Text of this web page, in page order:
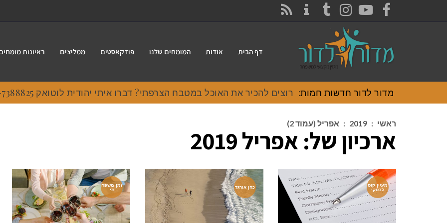
FACEBOOK
YOUTUBE
INSTAGRAM
TUMBLR
דף הבית אודות המומחים שלנו פודקאסטים ממליצים ראיונות
מדור לדור חדשות חמות: רוצים להכיר את האוכל במטבח הצרפתי? דברו איתי יהודית לוטואק 054-7388825.
ראשי :
2019
: אפריל (עמוד 2)
ארכיון של: אפריל 2019
מעיין קוס
לבסקי
כהן אורגד
זמן משפח
תי